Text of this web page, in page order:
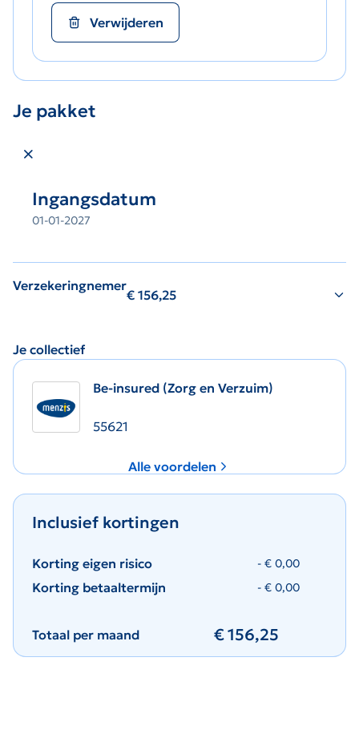
Verwijderen
Je pakket
Ingangsdatum
01-01-2027
Verzekeringnemer
€ 156,25
Je collectief
Be-insured (Zorg en Verzuim)
55621
Alle voordelen
Inclusief kortingen
Korting eigen risico - € 0,00
Korting betaaltermijn - € 0,00
Totaal per maand €156,25